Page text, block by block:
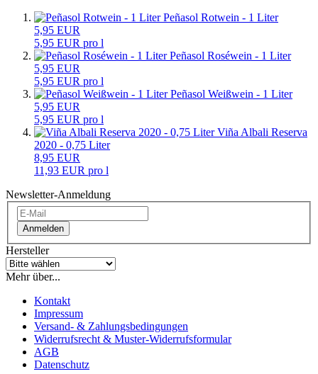
Peñasol Rotwein - 1 Liter
5,95 EUR
5,95 EUR pro l
Peñasol Roséwein - 1 Liter
5,95 EUR
5,95 EUR pro l
Peñasol Weißwein - 1 Liter
5,95 EUR
5,95 EUR pro l
Viña Albali Reserva
2020 - 0,75 Liter
8,95 EUR
11,93 EUR pro l
Newsletter-Anmeldung
Anmelden
Hersteller
Mehr über...
Kontakt
Impressum
Versand- & Zahlungsbedingungen
Widerrufsrecht & Muster-Widerrufsformular
AGB
Datenschutz